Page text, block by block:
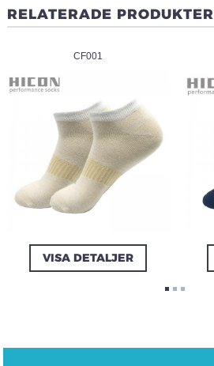
RELATERADE PRODUKTER
CF001
VISA DETALJER